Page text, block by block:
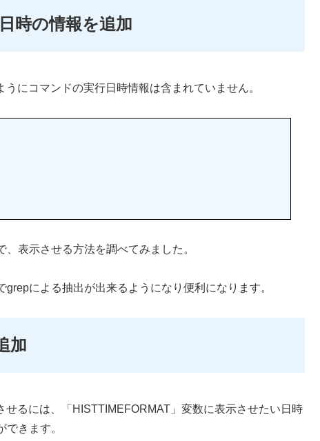
時の情報を追加
にコマンドの実行日時情報は含まれていません。
表示させる方法を調べてみました。
による抽出が出来るようになり便利になります。
加
るには、「HISTTIMEFORMAT」変数に表示させたい日時
きます。